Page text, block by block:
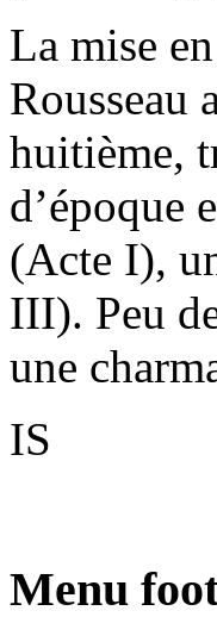
La mise
Rousseau
huitième,
d’époque
(Acte I),
III). Peu
une
IS
Menu